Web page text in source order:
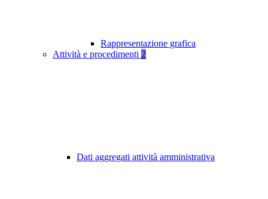
Rappresentazione grafica
Attività e procedimenti 2
Dati aggregati attività amministrativa